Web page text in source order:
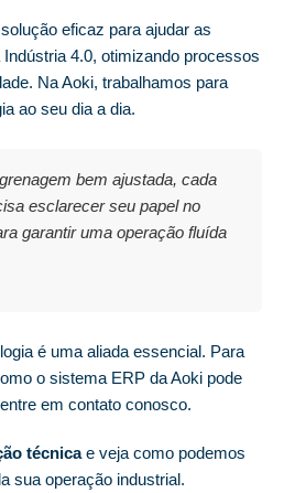
eficaz para ajudar as
4.0, otimizando processos
Na Aoki, trabalhamos para
ao seu dia a dia.
bem ajustada, cada
esclarecer seu papel no
garantir uma operação fluída
é uma aliada essencial. Para
o sistema ERP da Aoki pode
em contato conosco.
técnicae veja como podemos
sua operação industrial.